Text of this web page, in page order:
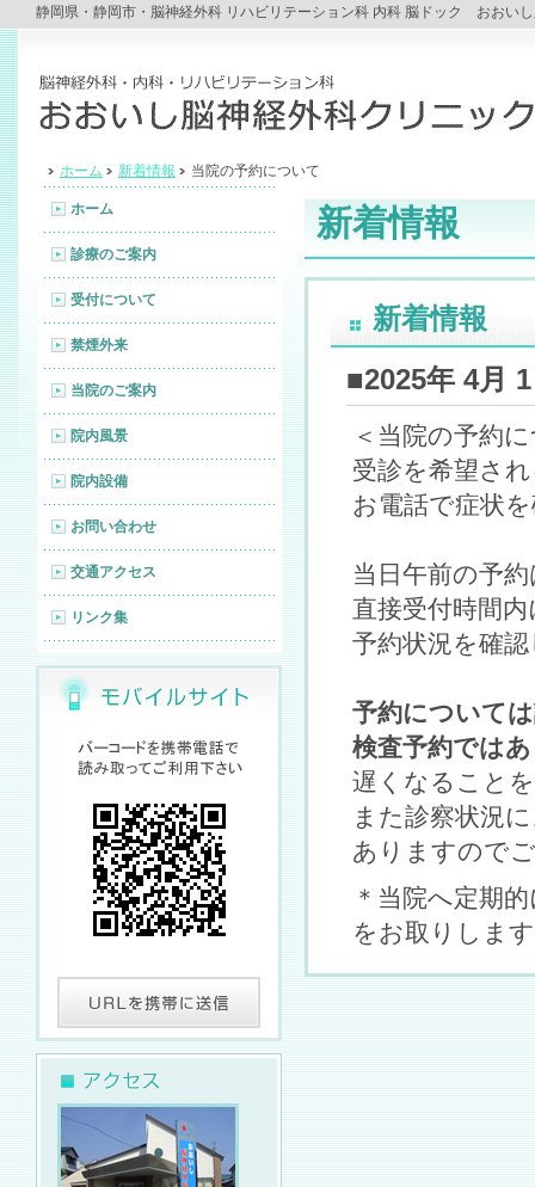
静岡県・静岡市・脳神経外科 リハビリテーション科 内科 脳ドック おおい
ホーム 新着情報 当院の予約について
新着情報
新着情報
■2025年 4月
＜当院の予約
受診を希望さ
お電話で症状
当日午前の予
直接受付時間
予約状況を確
予約について
検査予約では
遅くなること
また診察状況
ありますので
＊当院へ定期
をお取りしま
ホーム
診療のご案内
受付について
禁煙外来
当院のご案内
院内風景
院内設備
お問い合わせ
交通アクセス
リンク集